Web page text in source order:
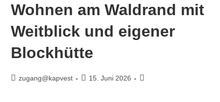
Wohnen am Waldrand mit
Weitblick und eigener
Blockhütte
zugang@kapvest 15. Juni 2026